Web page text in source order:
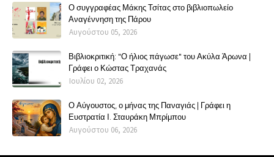
Ο συγγραφέας Μάκης Τσίτας στο βιβλιοπωλείο
Αναγέννηση της Πάρου
Αυγούστου 05, 2026
Βιβλιοκριτική: "Ο ήλιος πάγωσε" του Ακύλα Άρωνα |
Γράφει ο Κώστας Τραχανάς
Ιουλίου 02, 2026
Ο Αύγουστος, ο μήνας της Παναγιάς | Γράφει η
Ευστρατία Ι. Σταυράκη Μπρίμπου
Αυγούστου 06, 2026